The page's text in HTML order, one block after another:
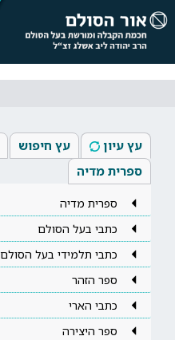
עץ עיון עץ חיפוש
ספרית מדיה
ספרית מדיה
כתבי בעל הסולם
כתבי תלמידי בעל הסולם
ספר הזהר
כתבי הארי
ספר היצירה